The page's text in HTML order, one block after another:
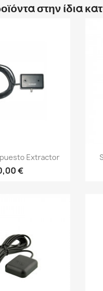
στην ίδια
προβολή
Extractor
€